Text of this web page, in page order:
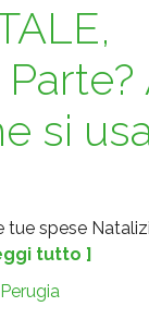
si
tue spese
tutto ]
Perugia